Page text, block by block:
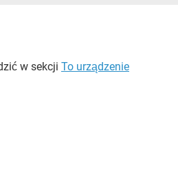
w sekcji To urządzenie